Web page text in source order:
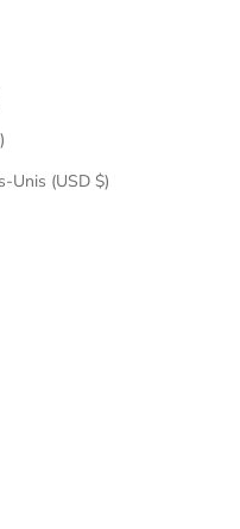
Unis (USD $)